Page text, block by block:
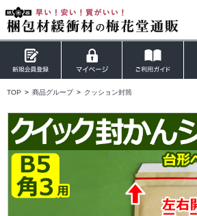
TOP > 商品グループ > クッション封筒